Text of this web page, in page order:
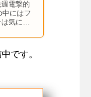
電撃的
中にはフ
気にな
です。